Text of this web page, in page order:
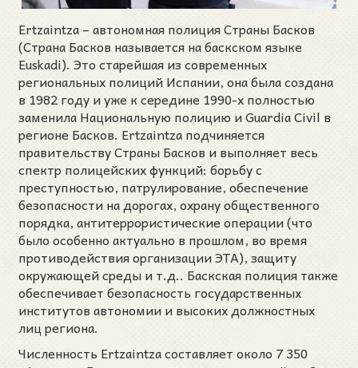
Ertzaintza – автономная полиция Страны Басков
(Страна Басков называется на баскском языке
Euskadi). Это старейшая из современных
региональных полиций Испании, она была создана
в 1982 году и уже к середине 1990-х полностью
заменила Национальную полицию и Guardia Civil в
регионе Басков. Ertzaintza подчиняется
правительству Страны Басков и выполняет весь
спектр полицейских функций: борьбу с
преступностью, патрулирование, обеспечение
безопасности на дорогах, охрану общественного
порядка, антитеррористические операции (что
было особенно актуально в прошлом, во время
противодействия организации ЭТА), защиту
окружающей среды и т.д.. Баскская полиция также
обеспечивает безопасность государственных
институтов автономии и высоких должностных
лиц региона.
Численность Ertzaintza составляет около 7 350